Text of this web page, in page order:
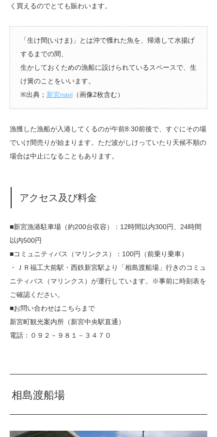
く買えるのでとても賑わいます。
「生け間(いけま)」とは沖で獲れた魚を、帰港して水揚げ
するまでの間、
生かしておくための漁船に設けられているスペースで、生
け簀のことをいいます。
※出典； 新宮navi （画像2枚含む）
漁獲した漁船が入港してくるのが午前8:30前後で、すぐにその場
でいけ間売りが始まります。ただ波がしけっていたり天候不順の
場合は中止になることもあります。
アクセス及び料金
■新宮漁港駐車場（約200台収容）：12時間以内300円、24時間
以内500円
■コミュニティバス（マリンクス）：100円（前乗り乗車）
・ＪＲ福工大前駅・西鉄新宮駅より「相島渡船場」行きのコミュ
ニティバス（マリンクス）が運行しています。※事前に時刻表を
ご確認ください。
■お問い合わせはこちらまで
新宮町観光案内所（新宮中央駅直通）
電話：０９２－９８１－３４７０
相島渡船場